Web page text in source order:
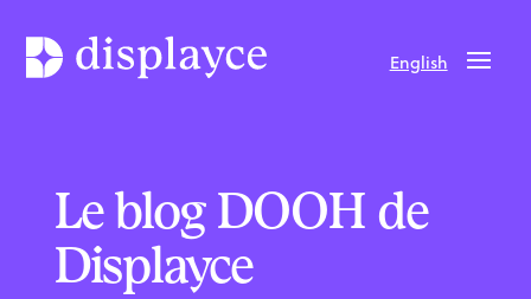
English
Le blog DOOH de
Displayce